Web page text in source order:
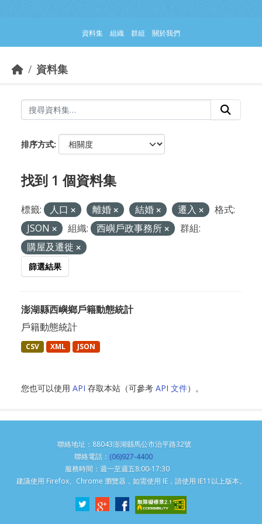
資料集 組織 群組 關於我們
資料集
排序方式
找到 1 個資料集
標籤: 人口 離婚 結婚 遷入
格式:
JSON
組織: 西嶼戶政事務所
群組:
購屋及遷徙
篩選結果
澎湖縣西嶼鄉戶籍動態統計
戶籍動態統計
CSV XML JSON
您也可以使用 API 存取本站（可參考 API 文件）。
聯絡地址：88043澎湖縣馬公市治平路32號
聯絡電話： (06)927-4400
服務時間：週一至週五8:00-17:30
建議使用 Firefox、Chrome 瀏覽器，如需使用 IE，請使用 IE11以上版本。